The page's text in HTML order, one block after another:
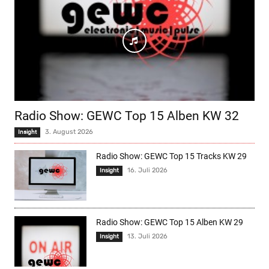
Radio Show: GEWC Top 15 Alben KW 32
Insight 3. August 2026
Radio Show: GEWC Top 15 Tracks KW 29
Insight 16. Juli 2026
Radio Show: GEWC Top 15 Alben KW 29
Insight 13. Juli 2026